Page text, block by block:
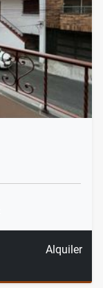
Alquiler